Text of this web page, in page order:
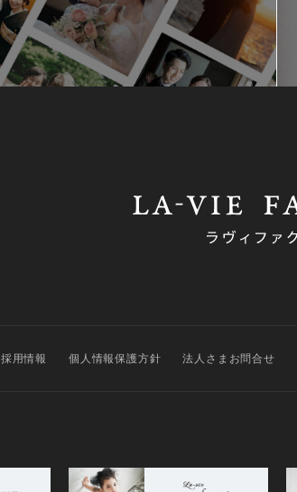
採用情報 個人情報保護方針 法人さまお問合せ